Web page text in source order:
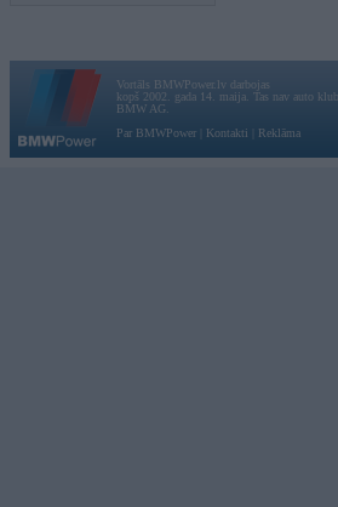
Vortāls BMWPower.lv darbojas
kopš 2002. gada 14. maija. Tas nav auto
BMW AG.
Par BMWPower
Kontakti Reklāma